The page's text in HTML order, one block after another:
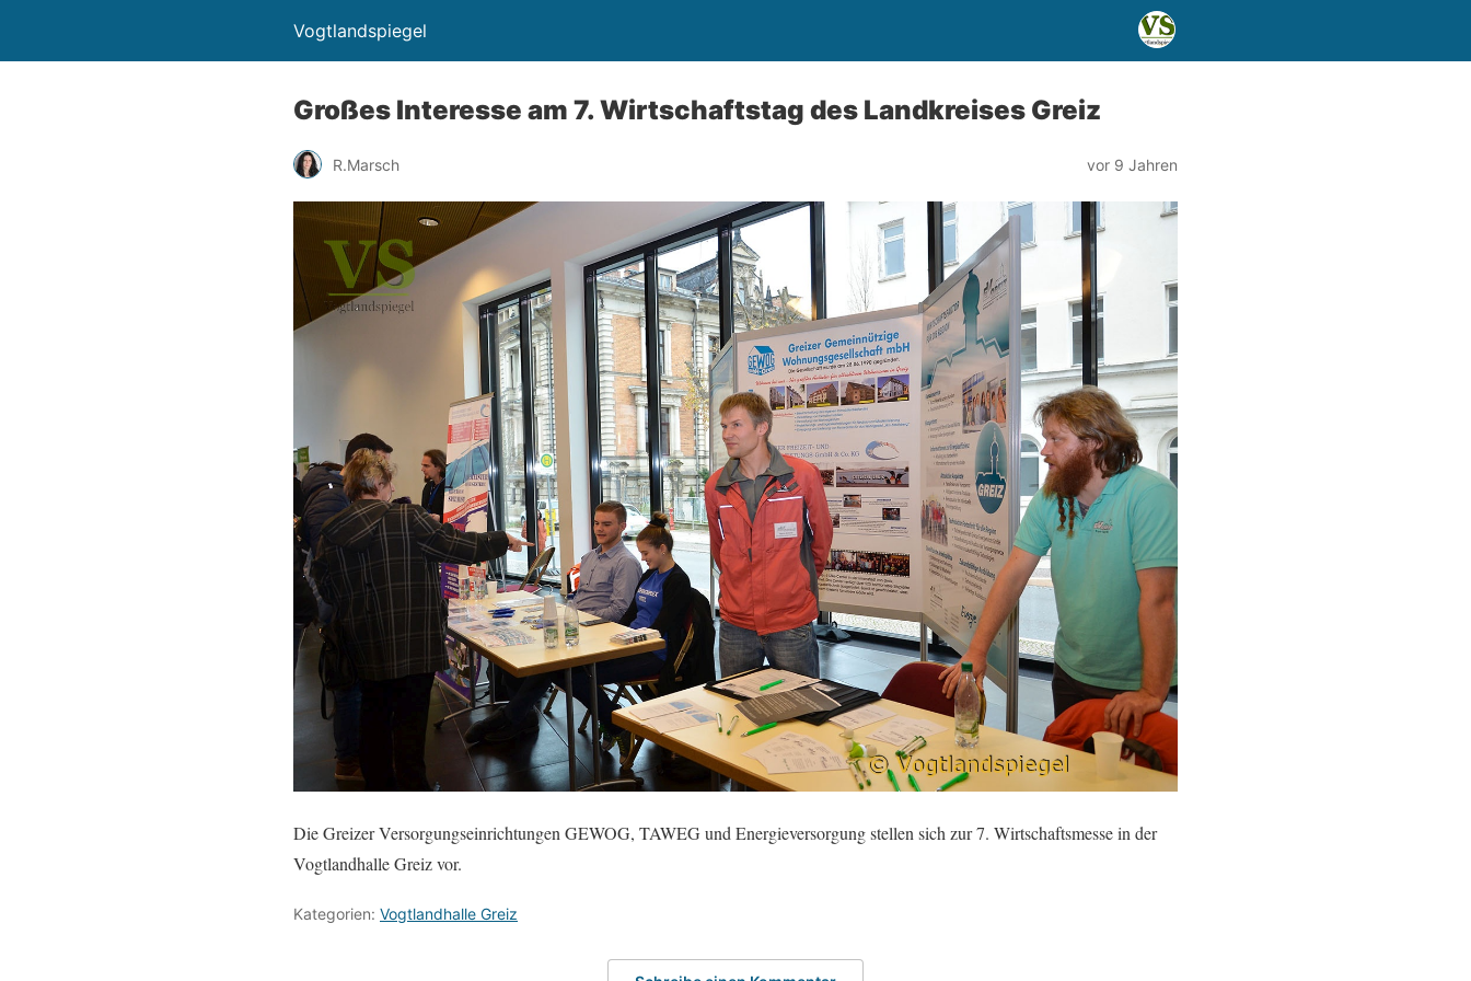
Vogtlandspiegel
Großes Interesse am 7. Wirtschaftstag des Landkreises Greiz
R.Marsch vor 9 Jahren
Die Greizer Versorgungseinrichtungen GEWOG, TAWEG und Energieversorgung stellen sich zur 7. Wirtschaftsmesse in der
Vogtlandhalle Greiz vor.
Kategorien: Vogtlandhalle Greiz